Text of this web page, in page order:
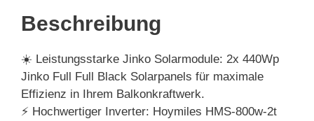
Beschreibung
☀️ Leistungsstarke Jinko Solarmodule: 2x 440Wp
Jinko Full Full Black Solarpanels für maximale
Effizienz in Ihrem Balkonkraftwerk.
⚡ Hochwertiger Inverter: Hoymiles HMS-800w-2t